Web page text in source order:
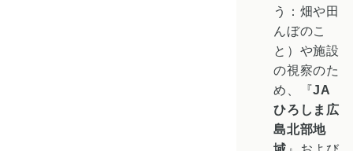
う：畑や田
んぼのこ
と）や施設
の視察のた
め、『JA
ひろしま広
島北部地